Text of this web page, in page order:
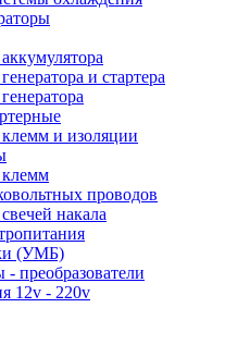
и стартера
и изоляции
проводов
накала
(УМБ)
преобразователи
12v - 220v